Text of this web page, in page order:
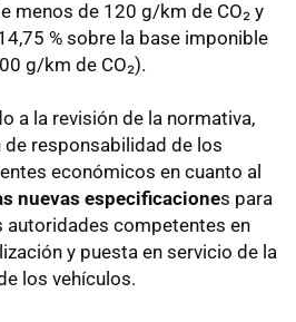
menos de 120 g/km de CO₂ y
% sobre la base imponible
g/km de CO₂).
a la revisión de la normativa,
responsabilidad de los
económicos en cuanto al
nuevas especificaciones para
autoridades competentes en
y puesta en servicio de la
los vehículos.